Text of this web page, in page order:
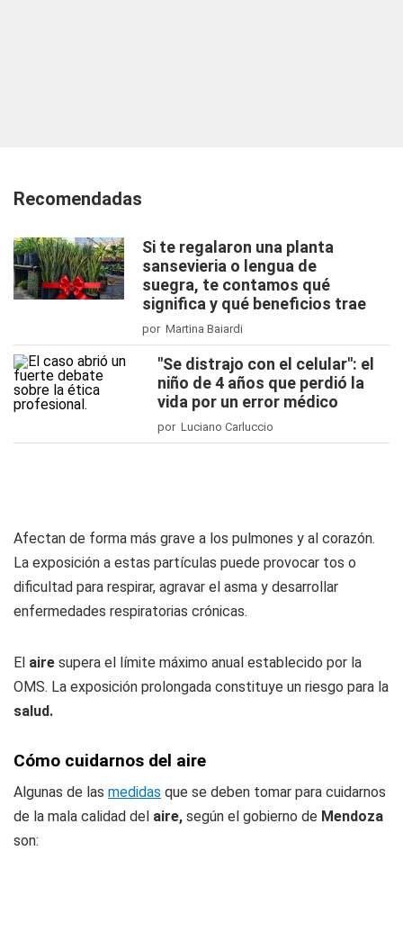
Recomendadas
Si te regalaron una planta
sansevieria o lengua de
suegra, te contamos qué
significa y qué beneficios trae
por Martina Baiardi
"Se distrajo con el celular": el
niño de 4 años que perdió la
vida por un error médico
por Luciano Carluccio
Afectan de forma más grave a los pulmones y al corazón.
La exposición a estas partículas puede provocar tos o
dificultad para respirar, agravar el asma y desarrollar
enfermedades respiratorias crónicas.
El aire supera el límite máximo anual establecido por la
OMS. La exposición prolongada constituye un riesgo para la
salud.
Cómo cuidarnos del aire
Algunas de las medidas que se deben tomar para cuidarnos
de la mala calidad del aire, según el gobierno de Mendoza
son: